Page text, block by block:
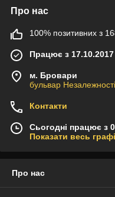
Про нас
100% позитивних з
Працює з 17.10.2017
м. Бровари
бульвар
Контакти
Сьогодні працює з
Показати весь
Про нас